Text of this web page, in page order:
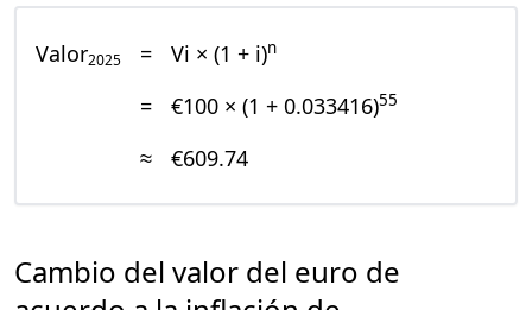
Valor2025 = Vi × (1 + i)n
= €100 × (1 + 0.033416)55
≈ €609.74
Cambio del valor del euro de